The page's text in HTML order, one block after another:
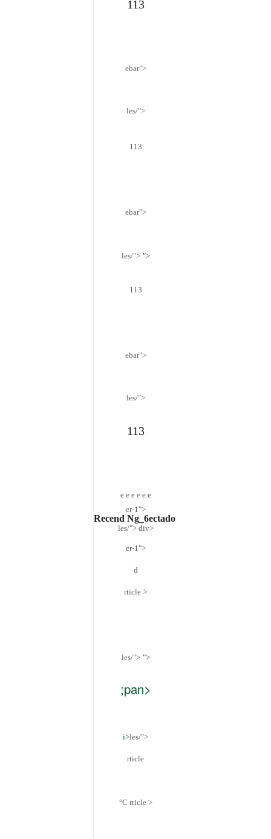
113
ebar">
les/">
113
ebar">
les/"> ">
113
ebar">
les/">
113
e e e e e e
er-1">
Recend Ng_6ectado
les/"> div>
er-1">
d
rticle >
les/"> ">
;pan>
i>les/">
rticle
°C rticle >